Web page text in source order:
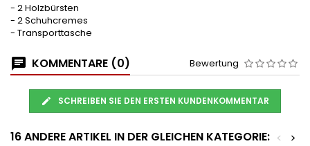
- 2 Holzbürsten
- 2 Schuhcremes
- Transporttasche
KOMMENTARE (0) Bewertung
SCHREIBEN SIE DEN ERSTEN KUNDENKOMMENTAR
16 ANDERE ARTIKEL IN DER GLEICHEN KATEGORIE: >
<